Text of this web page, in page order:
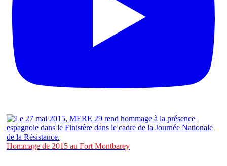
Hommage de 2015 au Fort Montbarey